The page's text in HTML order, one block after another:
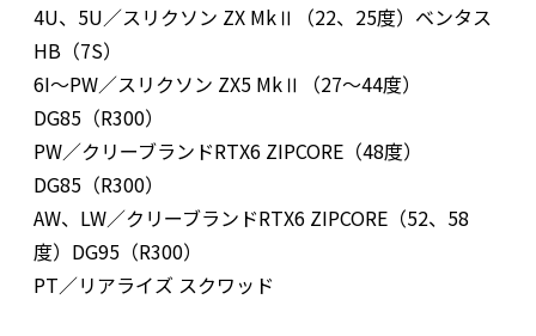
4U、5U／スリクソン ZX MkⅡ（22、25度）ベンタス
HB（7S）
6I〜PW／スリクソン ZX5 MkⅡ（27〜44度）
DG85（R300）
PW／クリーブランドRTX6 ZIPCORE（48度）
DG85（R300）
AW、LW／クリーブランドRTX6 ZIPCORE（52、58
度）DG95（R300）
PT／リアライズ スクワッド